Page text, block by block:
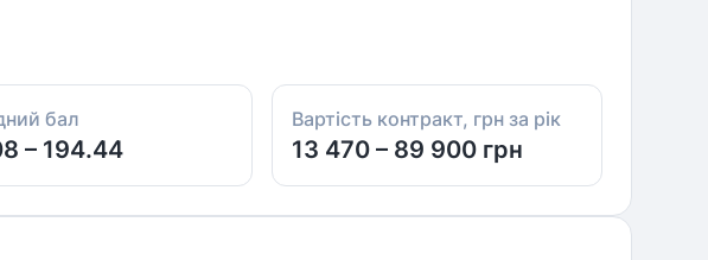
бал
– 194.44
Вартість контракт, грн за рік
13 470 – 89 900 грн